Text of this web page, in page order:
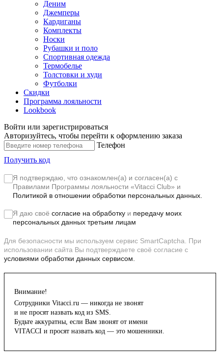
Деним
Джемперы
Кардиганы
Комплекты
Носки
Рубашки и поло
Спортивная одежда
Термобелье
Толстовки и худи
Футболки
Скидки
Программа лояльности
Lookbook
Войти или зарегистрироваться
Авторизуйтесь, чтобы перейти к оформлению заказа
Телефон
Получить код
Я подтверждаю, что ознакомлен(а) и согласен(а) с
Правилами Программы лояльности «Vitacci Club» и
Политикой в отношении обработки персональных данных.
Я даю своё согласие на обработку и передачу моих
персональных данных третьим лицам
Для безопасности мы используем сервис SmartCaptcha. При
использовании сайта Вы подтверждаете своё согласие с
условиями обработки данных сервисом.
Внимание!
Сотрудники Vitacci.ru — никогда не звонят
и не просят назвать код из SMS.
Будьте аккуратны, если Вам звонят от имени
VITACCI и просят назвать код — это мошенники.